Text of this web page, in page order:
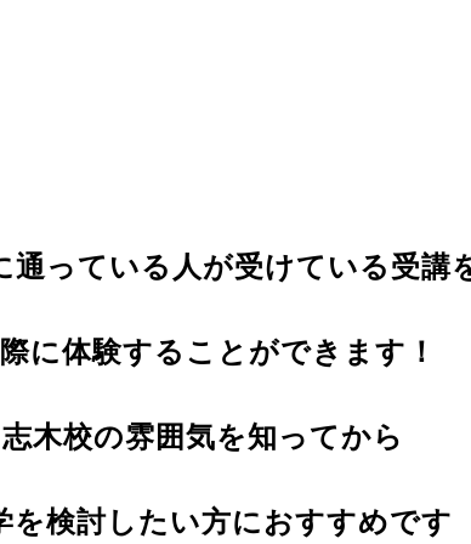
通っている人が受けている受講
に体験することができます！
志木校の雰囲気を知ってから
を検討したい方におすすめです